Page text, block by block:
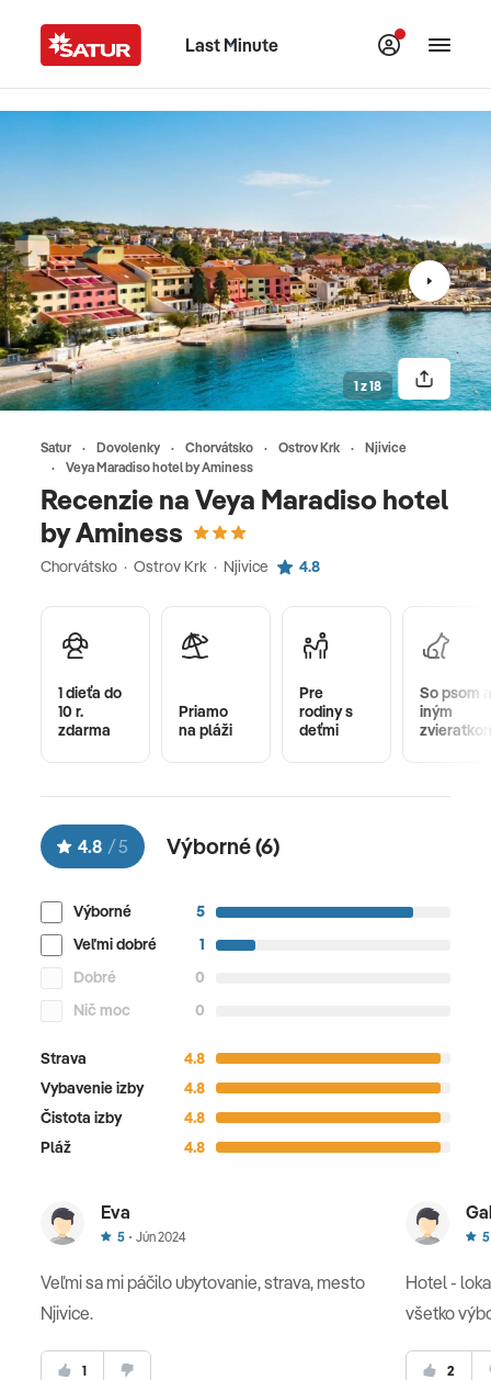
Last Minute
Satur Dovolenky Chorvátsko Ostrov Krk
Njivice
Veya Maradiso hotel by Aminess
Recenzie na Veya Maradiso hotel
by Aminess
Chorvátsko · Ostrov Krk · Njivice 4.8
1 z 18
1 dieťa do
10 r.
zdarma
Priamo
na pláži
Pre
rodiny s
deťmi
So psom a
iným
4.8 /5 Výborné (6)
Výborné
5
Veľmi dobré
1
Dobré
0
Nič moc
0
Strava
4.8
Vybavenie izby
4.8
Čistota izby
4.8
Pláž
4.8
Eva
5 Jún 2024
Veľmi sa mi páčilo ubytovanie, strava, mesto
Njivice.
1
5
Hotel -
všetko
2